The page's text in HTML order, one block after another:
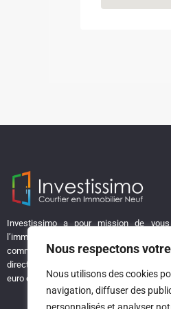
Nous respectons
Nous utilisons des cookies
navigation, diffuser des
Investissimo a pour mission de
l’immobilier neuf, sans les coûts
commission d’agence. Chez Investissimo,
directs auprès des promoteurs,
euro de votre investissement travaille